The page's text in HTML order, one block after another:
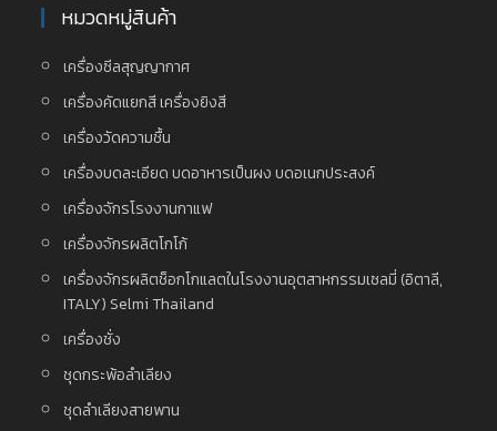
หมวดหมู่สินค้า
เครื่องซีลสุญญากาศ
เครื่องคัดแยกสี เครื่องยิงสี
เครื่องวัดความชื้น
เครื่องบดละเอียด บดอาหารเป็นผง บดอเนกประสงค์
เครื่องจักรโรงงานกาแฟ
เครื่องจักรผลิตโกโก้
เครื่องจักรผลิตช็อกโกแลตในโรงงานอุตสาหกรรมเซลมี่ (อิตาลี,
ITALY) Selmi Thailand
เครื่องชั่ง
ชุดกระพ้อลำเลียง
ชุดลำเลียงสายพาน